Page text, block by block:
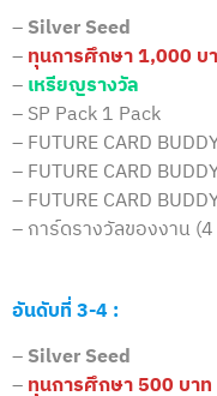
–Silver Seed
–ทุนการศึกษา 1,000 บ
–เหรียญรางวัล
– SP Pack 1 Pack
– FUTURE CARD
– FUTURE CARD
– FUTURE CARD
– การ์ดรางวัลของงาน
อันดับที่ 3-4 :
–Silver Seed
–ทุนการศึกษา 500 บาท